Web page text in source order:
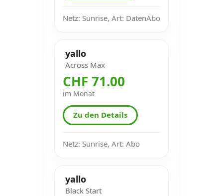
Netz: Sunrise, Art: DatenAbo
yallo
Across Max
CHF 71.00
im Monat
Zu den Details
Netz: Sunrise, Art: Abo
yallo
Black Start